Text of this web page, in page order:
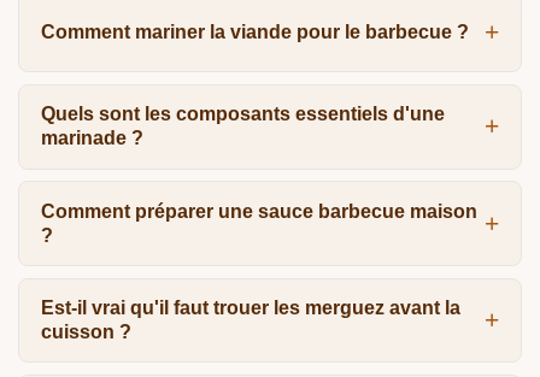
Comment mariner la viande pour le barbecue ?
Quels sont les composants essentiels d'une
marinade ?
Comment préparer une sauce barbecue maison
?
Est-il vrai qu'il faut trouer les merguez avant la
cuisson ?